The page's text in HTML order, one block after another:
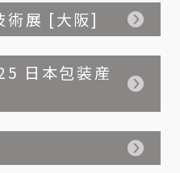
術展 [大阪]
日本包装産